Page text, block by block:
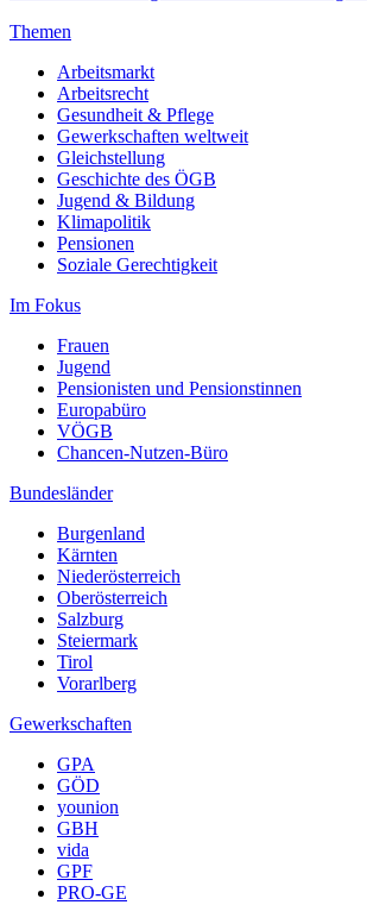
Themen
Arbeitsmarkt
Arbeitsrecht
Gesundheit & Pflege
Gewerkschaften weltweit
Gleichstellung
Geschichte des ÖGB
Jugend & Bildung
Klimapolitik
Pensionen
Soziale Gerechtigkeit
Im Fokus
Frauen
Jugend
Pensionisten und Pensionstinnen
Europabüro
VÖGB
Chancen-Nutzen-Büro
Bundesländer
Burgenland
Kärnten
Niederösterreich
Oberösterreich
Salzburg
Steiermark
Tirol
Vorarlberg
Gewerkschaften
GPA
GÖD
younion
GBH
vida
GPF
PRO-GE